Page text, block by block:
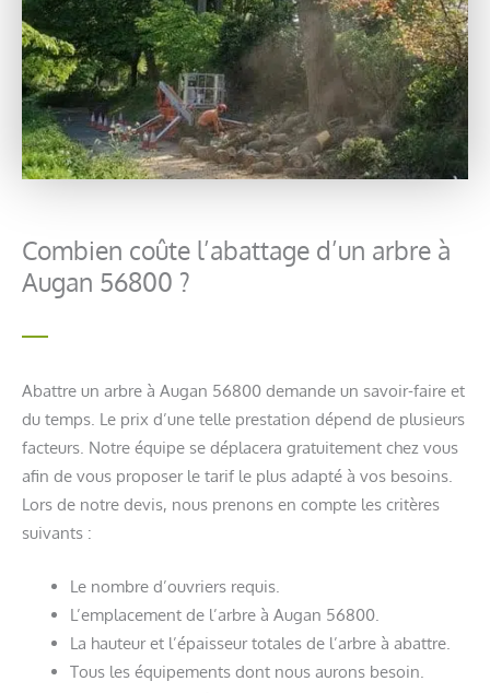
Combien coûte l’abattage d’un arbre à
Augan 56800 ?
Abattre un arbre à Augan 56800 demande un savoir-faire et
du temps. Le prix d’une telle prestation dépend de plusieurs
facteurs. Notre équipe se déplacera gratuitement chez vous
afin de vous proposer le tarif le plus adapté à vos besoins.
Lors de notre devis, nous prenons en compte les critères
suivants :
Le nombre d’ouvriers requis.
L’emplacement de l’arbre à Augan 56800.
La hauteur et l’épaisseur totales de l’arbre à abattre.
Tous les équipements dont nous aurons besoin.